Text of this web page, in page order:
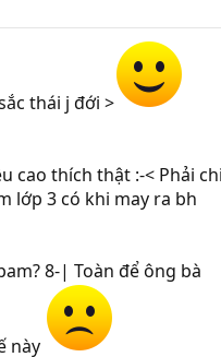
thái j đới >
cao thích thật :-< Phải
lớp 3 có khi may ra bh
8-| Toàn để ông bà
này